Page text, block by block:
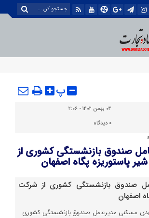
پ
۰۴ بهمن ۱۴۰۲ - ۲:۰۶
0 دیدگاه
صندوق بازنشستگی کشوری از
پاستوریزه پگاه اصفهان
مسکنی مدیرعامل صندوق بازنشستگی کشوری